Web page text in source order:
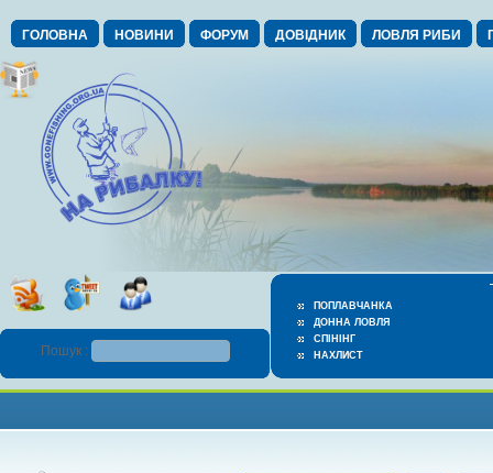
ГОЛОВНА НОВИНИ ФОРУМ ДОВІДНИК ЛОВЛЯ РИБИ
ПОПЛАВЧАНКА
ДОННА ЛОВЛЯ
СПІНІНГ
НАХЛИСТ
Пошук :